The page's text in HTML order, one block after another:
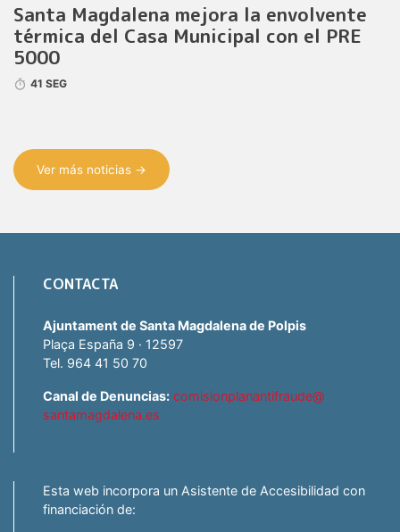
Santa Magdalena mejora la envolvente
térmica del Casa Municipal con el PRE
5000
41 SEG
Ver más noticias →
CONTACTA
Ajuntament de Santa Magdalena de Polpis
Plaça España 9 · 12597
Tel. 964 41 50 70
Canal de Denuncias: comisionplanantifraude@
santamagdalena.es
Esta web incorpora un Asistente de Accesibilidad con
financiación de: